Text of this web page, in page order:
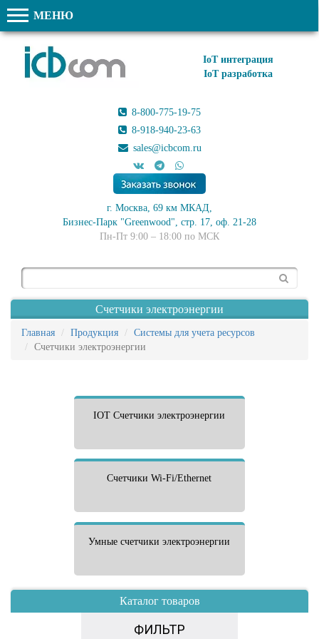
МЕНЮ
IoT интеграция
IoT разработка
8-800-775-19-75
8-918-940-23-63
sales@icbcom.ru
г. Москва, 69 км МКАД,
Бизнес-Парк "Greenwood", стр. 17, оф. 21-28
Пн-Пт 9:00 – 18:00 по МСК
Счетчики электроэнергии
Главная Продукция
Системы для учета ресурсов
Счетчики электроэнергии
IOT Счетчики электроэнергии
Счетчики Wi-Fi/Ethernet
Умные счетчики электроэнергии
Каталог товаров
ФИЛЬТР